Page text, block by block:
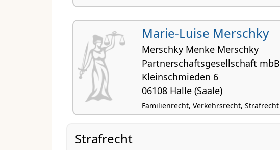
Marie-Luise Merschky
Merschky Menke Merschky
Partnerschaftsgesellschaft mbB
Kleinschmieden 6
06108 Halle (Saale)
Familienrecht, Verkehrsrecht, Strafrecht
Strafrecht